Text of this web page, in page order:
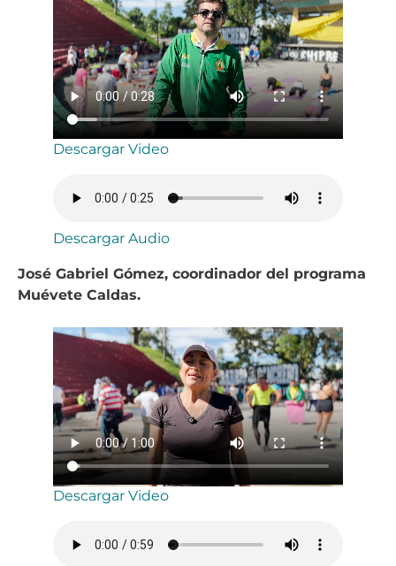
Descargar Video
Descargar Audio
José Gabriel Gómez, coordinador del programa
Muévete Caldas.
Descargar Video